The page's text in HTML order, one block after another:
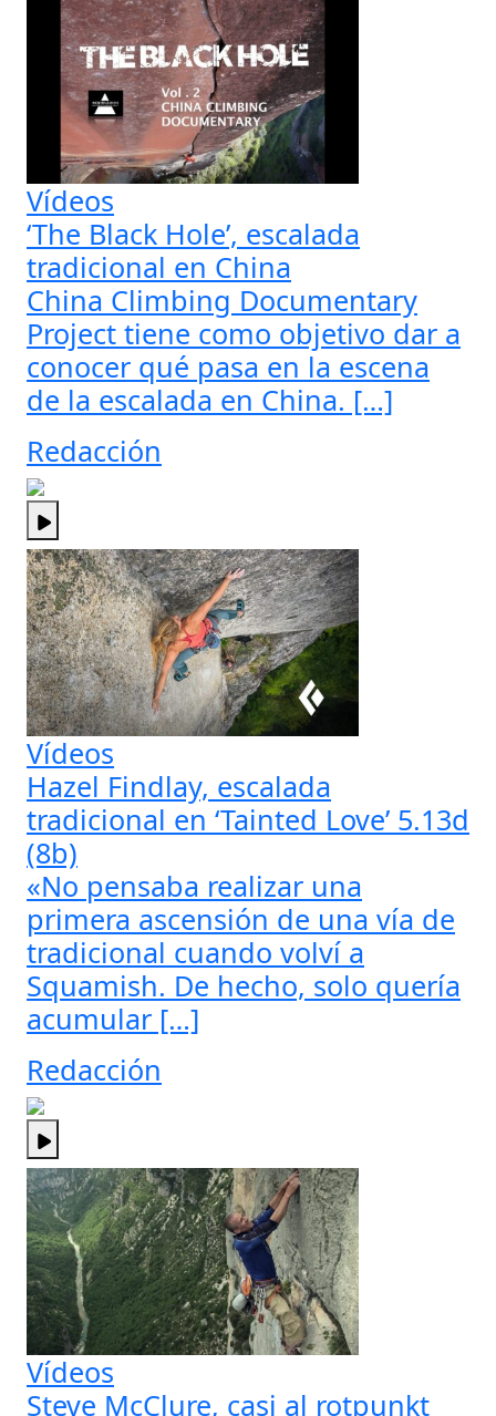
Vídeos
‘The Black Hole’, escalada
tradicional en China
China Climbing Documentary
Project tiene como objetivo dar a
conocer qué pasa en la escena
de la escalada en China. […]
Redacción
Vídeos
Hazel Findlay, escalada
tradicional en ‘Tainted Love’ 5.13d
(8b)
«No pensaba realizar una
primera ascensión de una vía de
tradicional cuando volví a
Squamish. De hecho, solo quería
acumular […]
Redacción
Vídeos
Steve McClure, casi al rotpunkt